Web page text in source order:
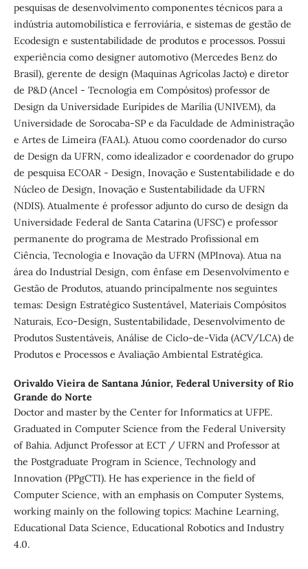
pesquisas de desenvolvimento componentes técnicos para a
indústria automobilística e ferroviária, e sistemas de gestão de
Ecodesign e sustentabilidade de produtos e processos. Possui
experiência como designer automotivo (Mercedes Benz do
Brasil), gerente de design (Maquinas Agrícolas Jacto) e diretor
de P&D (Ancel - Tecnologia em Compósitos) professor de
Design da Universidade Eurípides de Marília (UNIVEM), da
Universidade de Sorocaba-SP e da Faculdade de Administração
e Artes de Limeira (FAAL). Atuou como coordenador do curso
de Design da UFRN, como idealizador e coordenador do grupo
de pesquisa ECOAR - Design, Inovação e Sustentabilidade e do
Núcleo de Design, Inovação e Sustentabilidade da UFRN
(NDIS). Atualmente é professor adjunto do curso de design da
Universidade Federal de Santa Catarina (UFSC) e professor
permanente do programa de Mestrado Profissional em
Ciência, Tecnologia e Inovação da UFRN (MPInova). Atua na
área do Industrial Design, com ênfase em Desenvolvimento e
Gestão de Produtos, atuando principalmente nos seguintes
temas: Design Estratégico Sustentável, Materiais Compósitos
Naturais, Eco-Design, Sustentabilidade, Desenvolvimento de
Produtos Sustentáveis, Análise de Ciclo-de-Vida (ACV/LCA) de
Produtos e Processos e Avaliação Ambiental Estratégica.
Orivaldo Vieira de Santana Júnior, Federal University of Rio
Grande do Norte
Doctor and master by the Center for Informatics at UFPE.
Graduated in Computer Science from the Federal University
of Bahia. Adjunct Professor at ECT / UFRN and Professor at
the Postgraduate Program in Science, Technology and
Innovation (PPgCTI). He has experience in the field of
Computer Science, with an emphasis on Computer Systems,
working mainly on the following topics: Machine Learning,
Educational Data Science, Educational Robotics and Industry
4.0.